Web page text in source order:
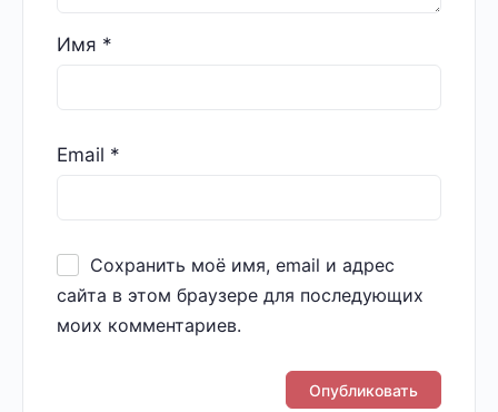
Имя *
Email *
Сохранить моё имя, email и адрес
сайта в этом браузере для последующих
моих комментариев.